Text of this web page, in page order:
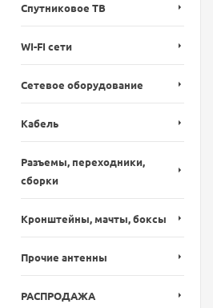
Спутниковое ТВ
WI-FI сети
Сетевое оборудование
Кабель
Разъемы, переходники,
сборки
Кронштейны, мачты, боксы
Прочие антенны
РАСПРОДАЖА